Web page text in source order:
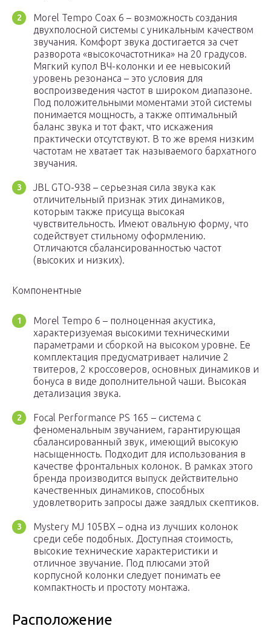
Morel Tempo Coax 6 – возможность создания
двухполосной системы с уникальным качеством
звучания. Комфорт звука достигается за счет
разворота «высокочастотника» на 20 градусов.
Мягкий купол ВЧ-колонки и ее невысокий
уровень резонанса – это условия для
воспроизведения частот в широком диапазоне.
Под положительными моментами этой системы
понимается мощность, а также оптимальный
баланс звука и тот факт, что искажения
практически отсутствуют. В то же время низким
частотам не хватает так называемого бархатного
звучания.
JBL GTO-938 – серьезная сила звука как
отличительный признак этих динамиков,
которым также присуща высокая
чувствительность. Имеют овальную форму, что
содействует стильному оформлению.
Отличаются сбалансированностью частот
(высоких и низких).
Компонентные
Morel Tempo 6 – полноценная акустика,
характеризуемая высокими техническими
параметрами и сборкой на высоком уровне. Ее
комплектация предусматривает наличие 2
твитеров, 2 кроссоверов, основных динамиков и
бонуса в виде дополнительной чаши. Высокая
детализация звука.
Focal Performance PS 165 – система с
феноменальным звучанием, гарантирующая
сбалансированный звук, имеющий высокую
насыщенность. Подходит для использования в
качестве фронтальных колонок. В рамках этого
бренда производится выпуск действительно
качественных динамиков, способных
удовлетворить запросы даже заядлых скептиков.
Mystery MJ 105BX – одна из лучших колонок
среди себе подобных. Доступная стоимость,
высокие технические характеристики и
отличное звучание. Под плюсами этой
корпусной колонки следует понимать ее
компактность и простоту монтажа.
Расположение